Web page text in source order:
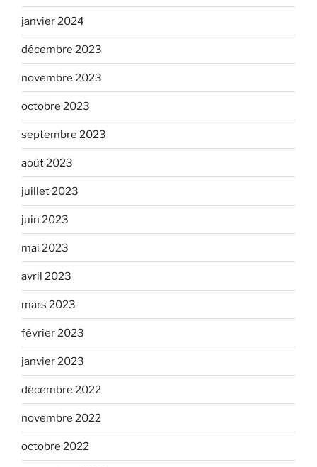
janvier 2024
décembre 2023
novembre 2023
octobre 2023
septembre 2023
août 2023
juillet 2023
juin 2023
mai 2023
avril 2023
mars 2023
février 2023
janvier 2023
décembre 2022
novembre 2022
octobre 2022